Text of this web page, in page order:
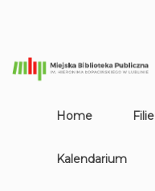
Home Filie
Kalendarium